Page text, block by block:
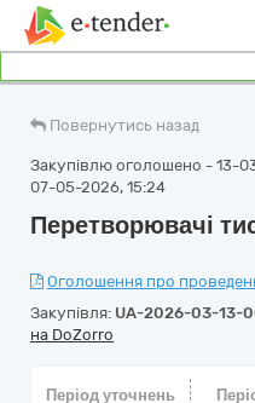
Повернутись назад
Закупівлю оголошено - 13-
07-05-2026, 15:24
Перетворювачі
Оголошення про
Закупівля: UA-2026-03-13-
на DoZorro
Період уточнень